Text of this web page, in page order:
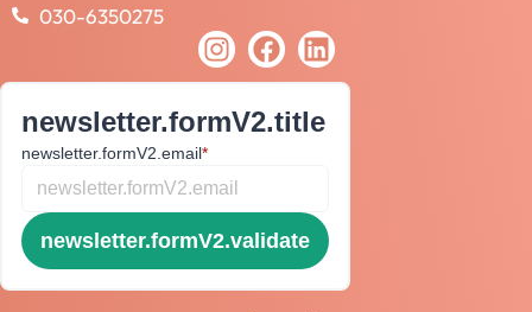
030-6350275
newsletter.formV2.title
newsletter.formV2.email*
newsletter.formV2.validate